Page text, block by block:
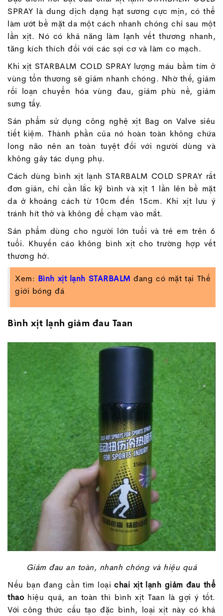
SPRAY là dung dịch dạng hạt sương cực mịn, có thể
làm ướt bề mặt da một cách nhanh chóng chỉ sau một
lần xịt. Nó có khả năng làm lạnh vết thương nhanh,
tăng kích thích đối với các sợi cơ và làm co mạch.
Khi xịt STARBALM COLD SPRAY lượng máu bầm tím ở
vùng tổn thương sẽ giảm nhanh chóng. Nhờ thế, giảm
rối loạn chuyển hóa vùng đau, giảm phù nề, giảm
sưng tấy.
Sản phẩm sử dụng công nghệ xịt Bag on Valve siêu
tiết kiệm. Thành phần của nó hoàn toàn không chứa
long não nên an toàn tuyệt đối với người dùng và
không gây tác dụng phụ.
Cách dùng bình xịt lạnh STARBALM COLD SPRAY rất
đơn giản, chỉ cần lắc kỹ bình và xịt 1 lần lên bề mặt
da ở khoảng cách từ 10cm đến 15cm. Khi xịt lưu ý
tránh hít thở và không để chạm vào mắt.
Sản phẩm dùng cho người lớn tuổi và trẻ em trên 6
tuổi. Khuyến cáo không bình xịt cho trường hợp vết
thương hở.
Xem: Bình xịt lạnh STARBALM đang có mặt tại Thế
giới bóng đá
Bình xịt lạnh giảm đau Taan
Giảm đau an toàn, nhanh chóng và hiệu quả
Nếu bạn đang cần tìm loạichai xịt lạnh giảm đau thể
thao hiệu quả, an toàn thì bình xịt Taan là gợi ý tốt.
Với công thức cấu tạo đặc bình, loại xịt này có khả